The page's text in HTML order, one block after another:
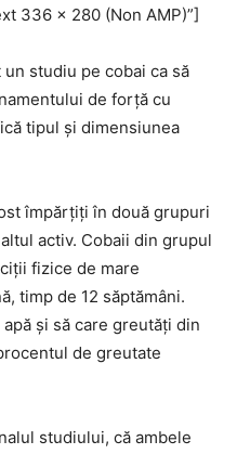
336 x 280 (Non AMP)”]
studiu pe cobai ca să
de forță cu
tipul și dimensiunea
împărțiți în două grupuri
activ. Cobaii din grupul
fizice de mare
timp de 12 săptămâni.
și să care greutăți din
de greutate
studiului, că ambele